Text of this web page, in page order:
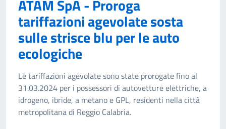
ATAM SpA - Proroga
tariffazioni agevolate sosta
sulle strisce blu per le auto
ecologiche
Le tariffazioni agevolate sono state prorogate fino al
31.03.2024 per i possessori di autovetture elettriche, a
idrogeno, ibride, a metano e GPL, residenti nella città
metropolitana di Reggio Calabria.